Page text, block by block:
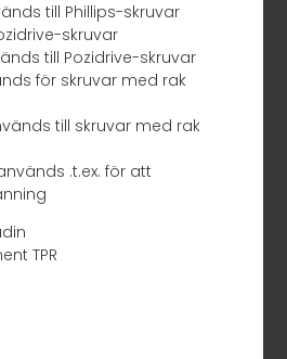
till Phillips-skruvar
skruvar
till Pozidrive-skruvar
för skruvar med rak
till skruvar med rak
.t.ex. för att
TPR